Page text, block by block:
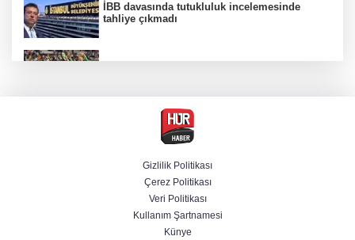
İBB davasında tutukluluk incelemesinde
tahliye çıkmadı
Venezuela'da iktidar partisi ile muhalefet
mutabık kaldı
Derin taarruz, yüksek hassasiyet! Bayraktar
AKINCI TİHA TOLUN P ile vurdu
Gizlilik Politikası
Çerez Politikası
Veri Politikası
Kullanım Şartnamesi
Künye